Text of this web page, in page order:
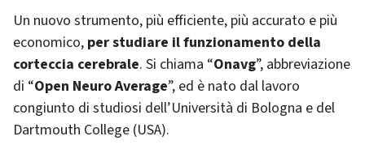
Un nuovo strumento, più efficiente, più accurato e più
economico, per studiare il funzionamento della
corteccia cerebrale. Si chiama “Onavg”, abbreviazione
di “Open Neuro Average”, ed è nato dal lavoro
congiunto di studiosi dell’Università di Bologna e del
Dartmouth College (USA).